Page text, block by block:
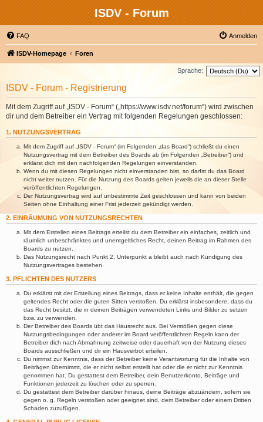
ISDV - Forum
FAQ Anmelden
ISDV-Homepage Foren
Sprache:
ISDV - Forum - Registrierung
Mit dem Zugriff auf „ISDV - Forum“ („https://www.isdv.net/forum“) wird zwischen
dir und dem Betreiber ein Vertrag mit folgenden Regelungen geschlossen:
1. NUTZUNGSVERTRAG
Mit dem Zugriff auf „ISDV - Forum“ (im Folgenden „das Board“) schließt du einen
Nutzungsvertrag mit dem Betreiber des Boards ab (im Folgenden „Betreiber“) und
erklärst dich mit den nachfolgenden Regelungen einverstanden.
Wenn du mit diesen Regelungen nicht einverstanden bist, so darfst du das Board
nicht weiter nutzen. Für die Nutzung des Boards gelten jeweils die an dieser Stelle
veröffentlichten Regelungen.
Der Nutzungsvertrag wird auf unbestimmte Zeit geschlossen und kann von beiden
Seiten ohne Einhaltung einer Frist jederzeit gekündigt werden.
2. EINRÄUMUNG VON NUTZUNGSRECHTEN
Mit dem Erstellen eines Beitrags erteilst du dem Betreiber ein einfaches, zeitlich und
räumlich unbeschränktes und unentgeltliches Recht, deinen Beitrag im Rahmen des
Boards zu nutzen.
Das Nutzungsrecht nach Punkt 2, Unterpunkt a bleibt auch nach Kündigung des
Nutzungsvertrages bestehen.
3. PFLICHTEN DES NUTZERS
Du erklärst mit der Erstellung eines Beitrags, dass er keine Inhalte enthält, die gegen
geltendes Recht oder die guten Sitten verstoßen. Du erklärst insbesondere, dass du
das Recht besitzt, die in deinen Beiträgen verwendeten Links und Bilder zu setzen
bzw. zu verwenden.
Der Betreiber des Boards übt das Hausrecht aus. Bei Verstößen gegen diese
Nutzungsbedingungen oder anderer im Board veröffentlichten Regeln kann der
Betreiber dich nach Abmahnung zeitweise oder dauerhaft von der Nutzung dieses
Boards ausschließen und dir ein Hausverbot erteilen.
Du nimmst zur Kenntnis, dass der Betreiber keine Verantwortung für die Inhalte von
Beiträgen übernimmt, die er nicht selbst erstellt hat oder die er nicht zur Kenntnis
genommen hat. Du gestattest dem Betreiber, dein Benutzerkonto, Beiträge und
Funktionen jederzeit zu löschen oder zu sperren.
Du gestattest dem Betreiber darüber hinaus, deine Beiträge abzuändern, sofern sie
gegen o. g. Regeln verstoßen oder geeignet sind, dem Betreiber oder einem Dritten
Schaden zuzufügen.